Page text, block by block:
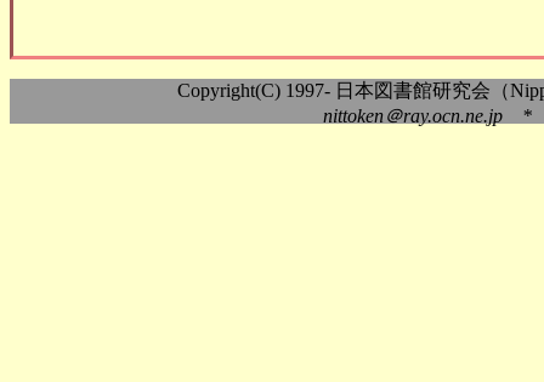
Copyright(C) 1997- 日本図書館研究会（
nittoken＠ray.ocn.ne.jp *